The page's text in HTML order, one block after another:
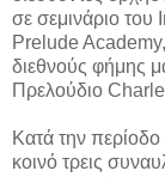
σε σεμινάριο
Prelude Academy,
διεθνούς φήμης
Πρελούδιο
Κατά την
κοινό τρεις